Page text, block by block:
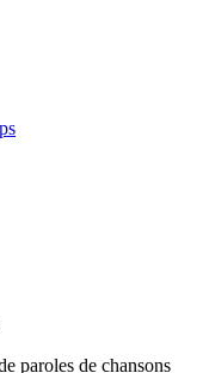
paroles de chansons